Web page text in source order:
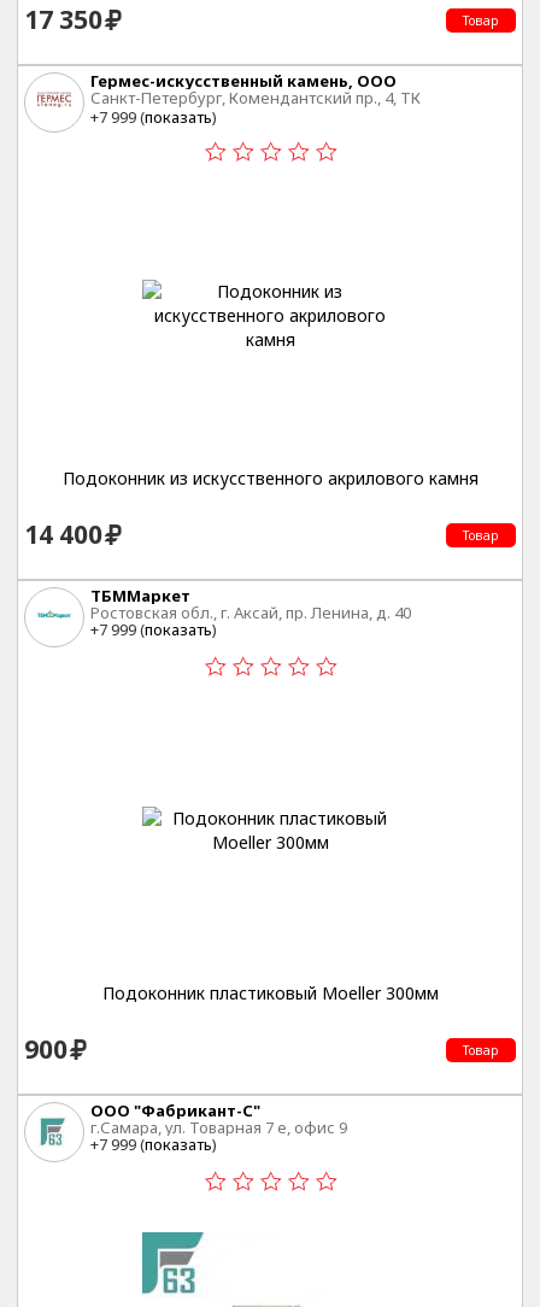
17 350 Товар
Гермес-искусственный камень, ООО
Санкт-Петербург, Комендантский пр., 4, ТК
"СтройДОМ", первый этаж, А-19
+7 999 (показать)
Подоконник из искусственного акрилового камня
14 400 Товар
ТБММаркет
Ростовская обл., г. Аксай, пр. Ленина, д. 40
+7 999 (показать)
Подоконник пластиковый Moeller 300мм
900 Товар
ООО "Фабрикант-С"
г.Самара, ул. Товарная 7 е, офис 9
+7 999 (показать)